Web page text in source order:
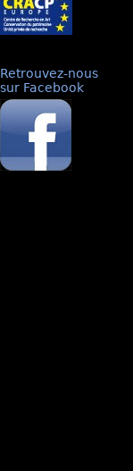
Retrouvez-nous
sur Facebook